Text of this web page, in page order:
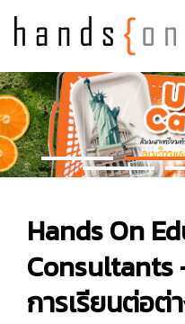
Hands On
Consultants
การเรียนต่อต่